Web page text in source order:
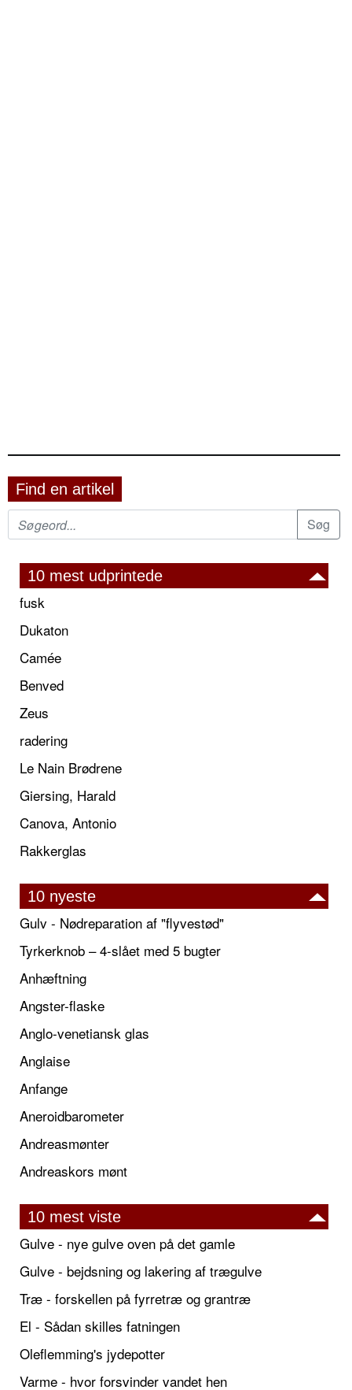
Find en artikel
10 mest udprintede
fusk
Dukaton
Camée
Benved
Zeus
radering
Le Nain Brødrene
Giersing, Harald
Canova, Antonio
Rakkerglas
10 nyeste
Gulv - Nødreparation af "flyvestød"
Tyrkerknob – 4-slået med 5 bugter
Anhæftning
Angster-flaske
Anglo-venetiansk glas
Anglaise
Anfange
Aneroidbarometer
Andreasmønter
Andreaskors mønt
10 mest viste
Gulve - nye gulve oven på det gamle
Gulve - bejdsning og lakering af trægulve
Træ - forskellen på fyrretræ og grantræ
El - Sådan skilles fatningen
Oleflemming's jydepotter
Varme - hvor forsvinder vandet hen